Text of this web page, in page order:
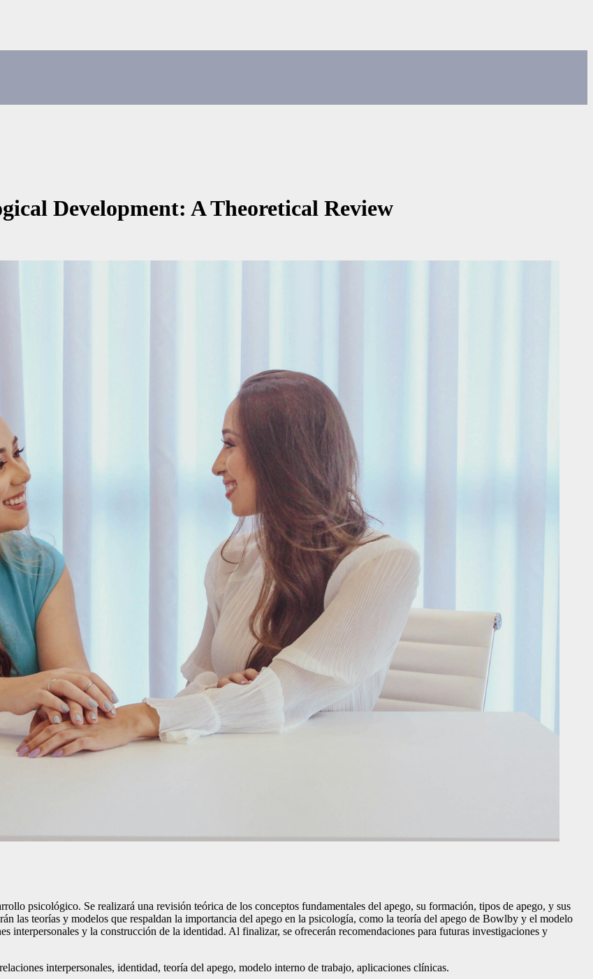
Development: A Theoretical Review
psicológico. Se realizará una revisión teórica de los conceptos fundamentales del apego, su formación, tipos de apego, y sus
las teorías y modelos que respaldan la importancia del apego en la psicología, como la teoría del apego de Bowlby y el modelo
interpersonales y la construcción de la identidad. Al finalizar, se ofrecerán recomendaciones para futuras investigaciones y
interpersonales, identidad, teoría del apego, modelo interno de trabajo, aplicaciones clínicas.